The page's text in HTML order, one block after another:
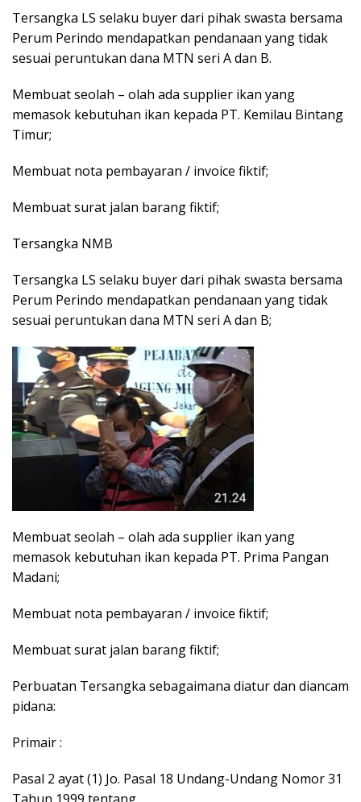
Tersangka LS selaku buyer dari pihak swasta bersama
Perum Perindo mendapatkan pendanaan yang tidak
sesuai peruntukan dana MTN seri A dan B.
Membuat seolah – olah ada supplier ikan yang
memasok kebutuhan ikan kepada PT. Kemilau Bintang
Timur;
Membuat nota pembayaran / invoice fiktif;
Membuat surat jalan barang fiktif;
Tersangka NMB
Tersangka LS selaku buyer dari pihak swasta bersama
Perum Perindo mendapatkan pendanaan yang tidak
sesuai peruntukan dana MTN seri A dan B;
Membuat seolah – olah ada supplier ikan yang
memasok kebutuhan ikan kepada PT. Prima Pangan
Madani;
Membuat nota pembayaran / invoice fiktif;
Membuat surat jalan barang fiktif;
Perbuatan Tersangka sebagaimana diatur dan diancam
pidana:
Primair :
Pasal 2 ayat (1) Jo. Pasal 18 Undang-Undang Nomor 31